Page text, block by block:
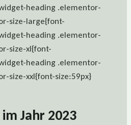
heading .elementor-
size-large{font-
heading .elementor-
size-xl{font-
heading .elementor-
size-xxl{font-size:59px}
Jahr 2023